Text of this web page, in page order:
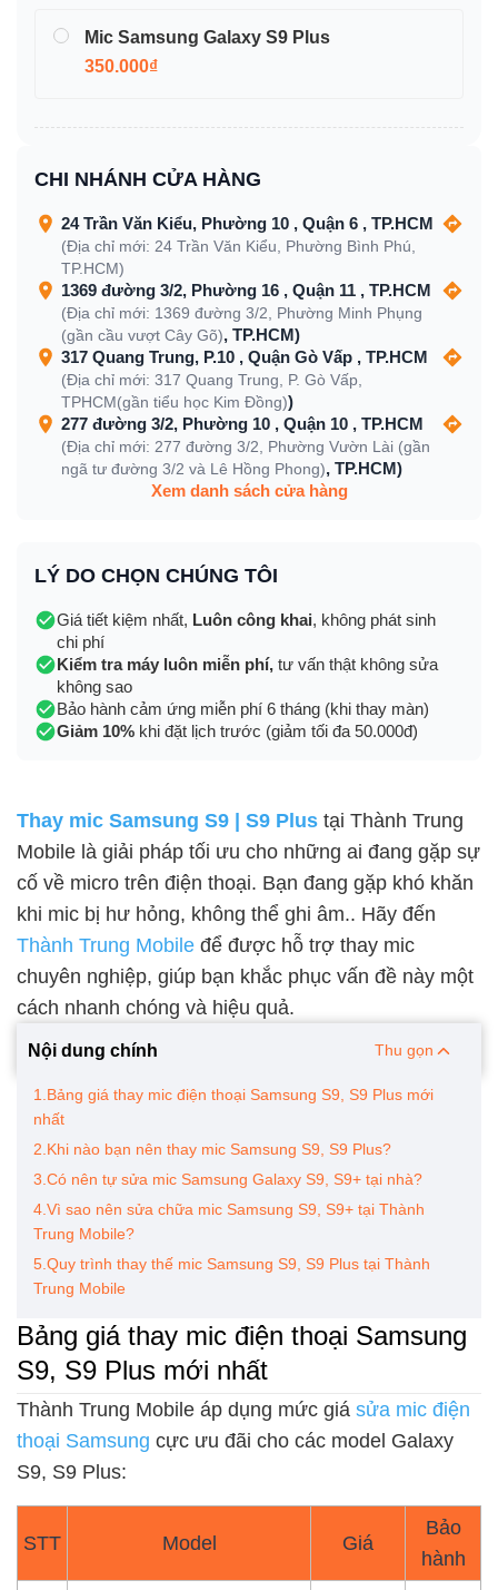
Mic Samsung Galaxy S9 Plus
350.000₫
CHI NHÁNH CỬA HÀNG
24 Trần Văn Kiểu, Phường 10 , Quận 6 , TP.HCM
(Địa chỉ mới: 24 Trần Văn Kiểu, Phường Bình Phú,
TP.HCM)
1369 đường 3/2, Phường 16 , Quận 11 , TP.HCM
(Địa chỉ mới: 1369 đường 3/2, Phường Minh Phụng
(gần cầu vượt Cây Gõ), TP.HCM)
317 Quang Trung, P.10 , Quận Gò Vấp , TP.HCM
(Địa chỉ mới: 317 Quang Trung, P. Gò Vấp,
TPHCM(gần tiểu học Kim Đồng))
277 đường 3/2, Phường 10 , Quận 10 , TP.HCM
(Địa chỉ mới: 277 đường 3/2, Phường Vườn Lài (gần
ngã tư đường 3/2 và Lê Hồng Phong), TP.HCM)
Xem danh sách cửa hàng
LÝ DO CHỌN CHÚNG TÔI
Giá tiết kiệm nhất, Luôn công khai, không phát sinh
chi phí
Kiểm tra máy luôn miễn phí, tư vấn thật không sửa
không sao
Bảo hành cảm ứng miễn phí 6 tháng (khi thay màn)
Giảm 10% khi đặt lịch trước (giảm tối đa 50.000đ)
Thay mic Samsung S9 | S9 Plus tại Thành Trung
Mobile là giải pháp tối ưu cho những ai đang gặp sự
cố về micro trên điện thoại. Bạn đang gặp khó khăn
khi mic bị hư hỏng, không thể ghi âm.. Hãy đến
Thành Trung Mobile để được hỗ trợ thay mic
chuyên nghiệp, giúp bạn khắc phục vấn đề này một
cách nhanh chóng và hiệu quả.
Nội dung chính Thu gọn
1.Bảng giá thay mic điện thoại Samsung S9, S9 Plus mới
nhất
2.Khi nào bạn nên thay mic Samsung S9, S9 Plus?
3.Có nên tự sửa mic Samsung Galaxy S9, S9+ tại nhà?
4.Vì sao nên sửa chữa mic Samsung S9, S9+ tại Thành
Trung Mobile?
5.Quy trình thay thế mic Samsung S9, S9 Plus tại Thành
Trung Mobile
Bảng giá thay mic điện thoại Samsung
S9, S9 Plus mới nhất
Thành Trung Mobile áp dụng mức giá sửa mic điện
thoại Samsung cực ưu đãi cho các model Galaxy
S9, S9 Plus:
STT Model Giá
Bảo
hành